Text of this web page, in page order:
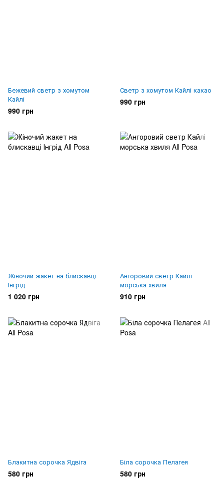
Бежевий светр з хомутом
Кайлі
990 грн
Светр з хомутом Кайлі какао
990 грн
Жіночий жакет на блискавці
Інгрід
1 020 грн
Ангоровий светр Кайлі
морська хвиля
910 грн
Блакитна сорочка Ядвіга
580 грн
Біла сорочка Пелагея
580 грн